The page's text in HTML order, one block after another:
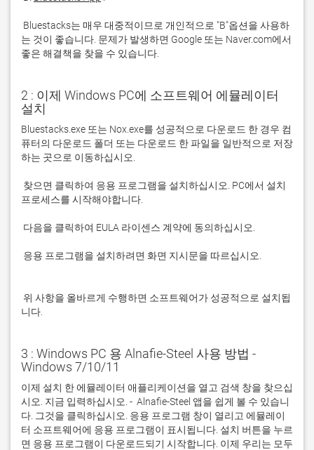
는 것이 좋습니다. 문제가 발생하면 Google 또는 Naver.com에서
좋은 해결책을 찾을 수 있습니다.
2 : 이제 Windows PC에 소프트웨어 에뮬레이터
설치
Bluestacks.exe 또는 Nox.exe를 성공적으로 다운로드 한 경우 컴
퓨터의 다운로드 폴더 또는 다운로드 한 파일을 일반적으로 저장
니다.
3 : Windows PC 용 Alnafie-Steel 사용 방법 -
Windows 7/10/11
이제 설치 한 에뮬레이터 애플리케이션을 열고 검색 창을 찾으십
시오. 지금 입력하십시오. -  Alnafie-Steel 앱을 쉽게 볼 수 있습니
다. 그것을 클릭하십시오. 응용 프로그램 창이 열리고 에뮬레이
터 소프트웨어에 응용 프로그램이 표시됩니다. 설치 버튼을 누르
면 응용 프로그램이 다운로드되기 시작합니다. 이제 우리는 모두